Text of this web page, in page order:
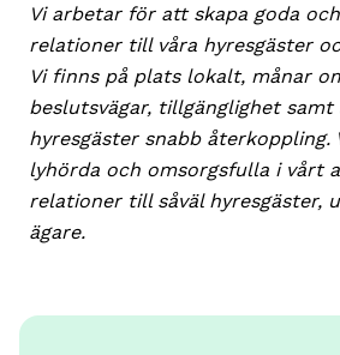
Vi arbetar för att skapa goda
relationer till våra hyresgäster
Vi finns på plats lokalt, månar
beslutsvägar, tillgänglighet samt
hyresgäster snabb återkoppling.
lyhörda och omsorgsfulla i vårt
relationer till såväl hyresgäster,
ägare.